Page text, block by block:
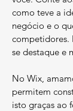
como teve a
negócio e o
competidores.
se destaque e
No Wix,
permitem
isto graças ao